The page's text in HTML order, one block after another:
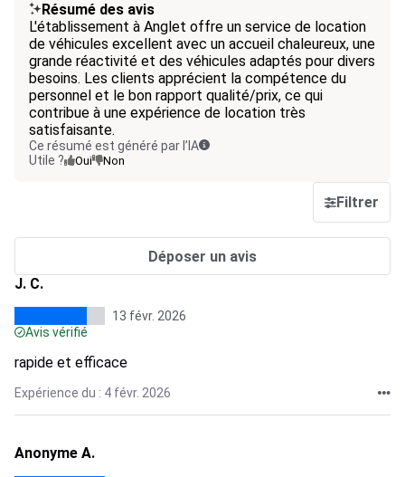
Résumé des avis
L'établissement à Anglet offre un service de location
de véhicules excellent avec un accueil chaleureux, une
grande réactivité et des véhicules adaptés pour divers
besoins. Les clients apprécient la compétence du
personnel et le bon rapport qualité/prix, ce qui
contribue à une expérience de location très
satisfaisante.
Ce résumé est généré par l’IA
Utile ?
Oui Non
Filtrer
Déposer un avis
J. C.
13 févr. 2026
Avis vérifié
rapide et efficace
Expérience du : 4 févr. 2026
Anonyme A.